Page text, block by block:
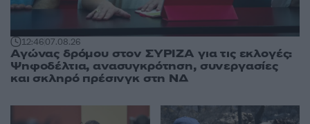
12:4607.08.26
Αγώνας δρόμου στον ΣΥΡΙΖΑ για τις εκλογές:
Ψηφοδέλτια, ανασυγκρότηση, συνεργασίες
και σκληρό πρέσινγκ στη ΝΔ